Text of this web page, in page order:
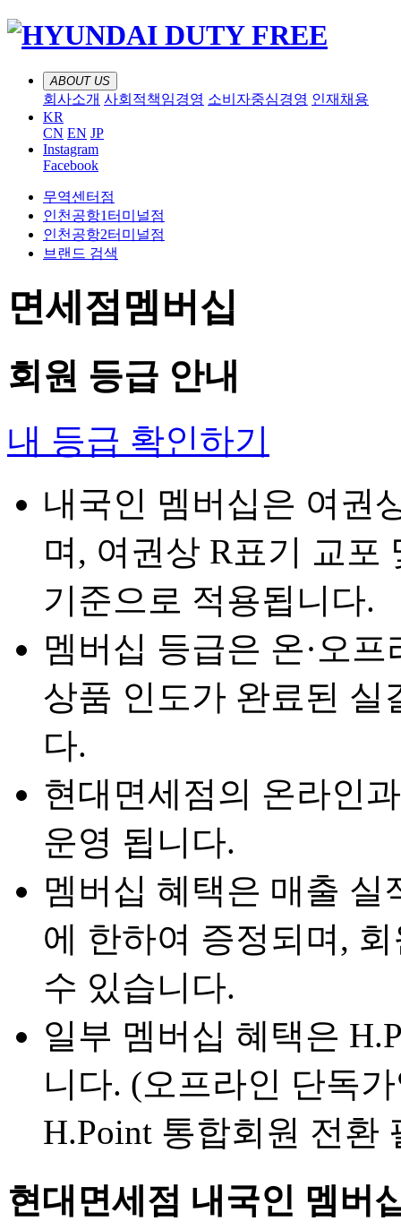
ABOUT US
회사소개 사회적책임경영 소비자중심경영 인재채용
KR
CN EN JP
Instagram
Facebook
무역센터점
인천공항1터미널점
인천공항2터미널점
브랜드 검색
면세점멤버십
회원 등급 안내
내 등급 확인하기
내국인 멤버십은 여권
며, 여권상 R표기 교포
기준으로 적용됩니다.
멤버십 등급은 온·오
상품 인도가 완료된 실
다.
현대면세점의 온라인
운영 됩니다.
멤버십 혜택은 매출 실
에 한하여 증정되며,
수 있습니다.
일부 멤버십 혜택은
니다. (오프라인 단독
H.Point 통합회원 전환
현대면세점 내국인 멤버